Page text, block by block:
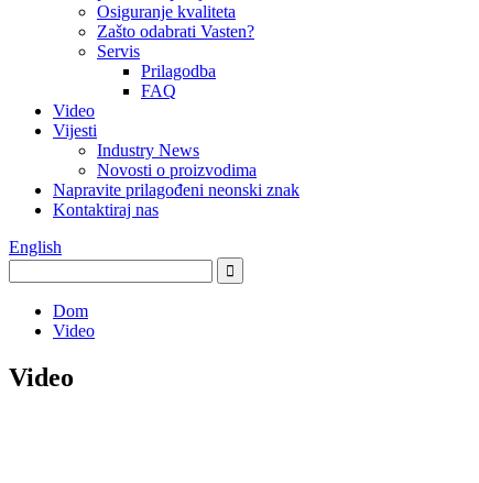
Osiguranje kvaliteta
Zašto odabrati Vasten?
Servis
Prilagodba
FAQ
Video
Vijesti
Industry News
Novosti o proizvodima
Napravite prilagođeni neonski znak
Kontaktiraj nas
English
Dom
Video
Video